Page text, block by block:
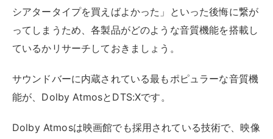
シアタータイプを買えばよかった」といった後悔に繋が
ってしまうため、各製品がどのような音質機能を搭載し
ているかリサーチしておきましょう。
サウンドバーに内蔵されている最もポピュラーな音質機
能が、Dolby AtmosとDTS:Xです。
Dolby Atmosは映画館でも採用されている技術で、映像